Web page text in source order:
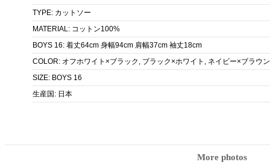
TYPE: カットソー
MATERIAL: コットン100%
BOYS 16: 着丈64cm 身幅94cm 肩幅37cm 袖丈18cm
COLOR: オフホワイト×ブラック, ブラック×ホワイト, ネイビー×ブラウ
SIZE: BOYS 16
生産国 : 日本
More photos